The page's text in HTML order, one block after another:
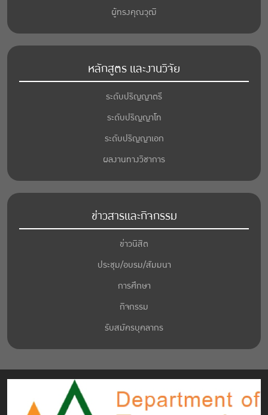
ผู้ทรงคุณวุฒิ
หลักสูตร และงานวิจัย
ระดับปริญญาตรี
ระดับปริญญาโท
ระดับปริญญาเอก
ผลงานทางวิชาการ
ข่าวสารและกิจกรรม
ข่าวนิสิต
ประชุม/อบรม/สัมมนา
การศึกษา
กิจกรรม
รับสมัครบุคลากร